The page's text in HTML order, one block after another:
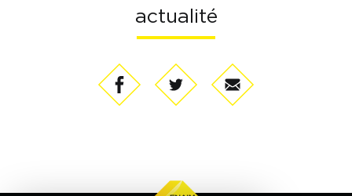
actualité